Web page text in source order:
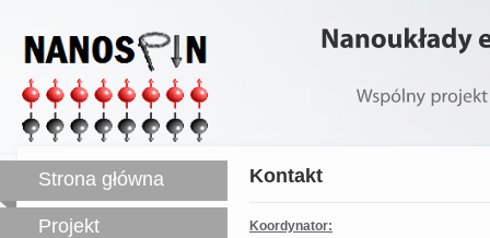
Strona główna
Projekt
Kontakt
Koordynator: